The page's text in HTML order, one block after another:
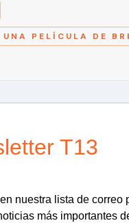
PELÍCULA DE
T13
nuestra lista de correo
más importantes